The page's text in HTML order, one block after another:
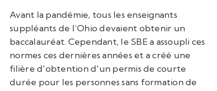
Avant la pandémie, tous les enseignants
suppléants de l’Ohio devaient obtenir un
baccalauréat. Cependant, le SBE a assoupli ces
normes ces dernières années et a créé une
filière d'obtention d'un permis de courte
durée pour les personnes sans formation de